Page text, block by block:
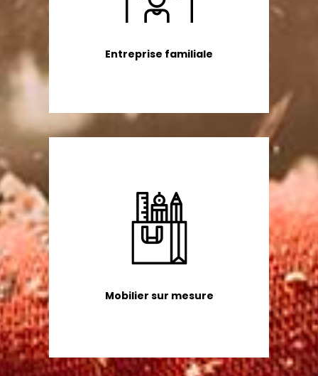
Entreprise familiale
Mobilier sur mesure